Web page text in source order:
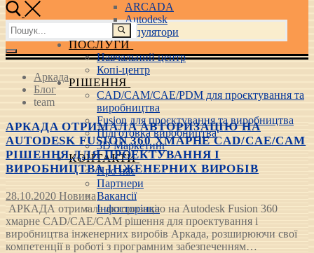
ARCADA
Autodesk
3D маніпулятори
ПОСЛУГИ
Навчальний центр
Копі-центр
РІШЕННЯ
CAD/CAM/CAE/PDM для проєктування та
виробництва
Fusion для проєктування та виробництва
Підготовка виробництва
3D Маркетинг
КОНТАКТИ
Про нас
Партнери
Вакансії
Інфосторінка
Пошук:
Аркада
Блог
team
АРКАДА ОТРИМАЛА АВТОРИЗАЦІЮ НА
AUTODESK FUSION 360 ХМАРНЕ CAD/CAE/CAM
РІШЕННЯ ДЛЯ ПРОЕКТУВАННЯ І
ВИРОБНИЦТВА ІНЖЕНЕРНИХ ВИРОБІВ
28.10.2020 Новина
АРКАДА отримала авторизацію на Autodesk Fusion 360
хмарне CAD/CAE/CAM рішення для проектування і
виробництва інженерних виробів Аркада, розширюючи свої
компетенції в роботі з програмним забезпеченням…